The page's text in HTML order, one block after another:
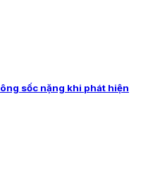
sốc nặng khi phát hiện